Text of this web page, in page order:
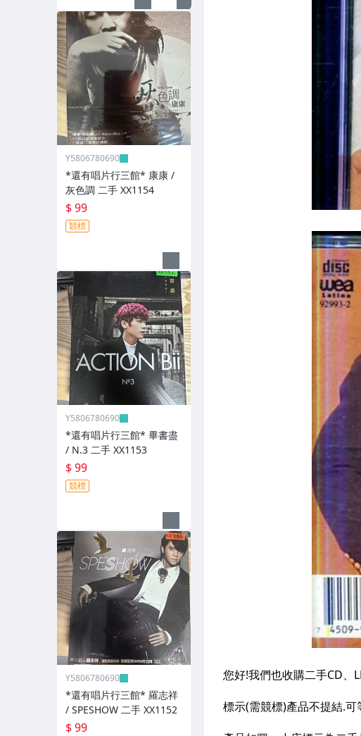
Y5806780690
*還有唱片行三館* 康康 /
灰色調 二手 XX1154
$ 99
競標
Y5806780690
*還有唱片行三館* 畢書盡
/ N.3 二手 XX1153
$ 99
競標
Y5806780690
*還有唱片行三館* 羅志祥
/ SPESHOW 二手 XX1152
$ 99